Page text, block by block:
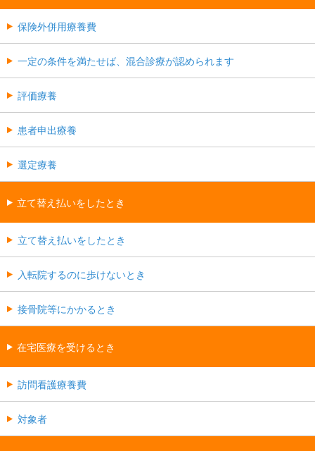
保険外併用療養費
一定の条件を満たせば、混合診療が認められます
評価療養
患者申出療養
選定療養
立て替え払いをしたとき
立て替え払いをしたとき
入転院するのに歩けないとき
接骨院等にかかるとき
在宅医療を受けるとき
訪問看護療養費
対象者